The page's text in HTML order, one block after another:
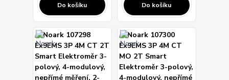
Do košíku Do košíku